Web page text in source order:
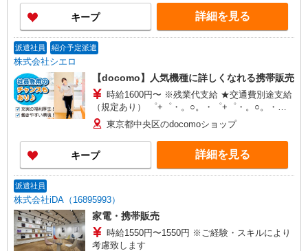
い・週払い可能（規程有）★ ゜・。○。・゜
+゜・。○。・゜+゜
キープ 詳細を見る
派遣社員 紹介予定派遣
株式会社シエロ
【docomo】人気機種に詳しくなれる携帯販売
時給1600円〜 ※残業代支給 ★交通費別途支給
（規定あり） ゜+゜・。○。・゜+゜・。○。・゜
+゜ 入社祝い金10万円支給(規定有) お友達を紹介
頂くと, インセンティブ支給(規定有) ★月2回払
い・週払い可能（規程有）★ ゜・。○。・゜
+゜・。○。・゜+゜
東京都中央区のdocomoショップ
キープ 詳細を見る
派遣社員
株式会社iDA（16895993）
家電・携帯販売
時給1550円〜1550円 ※ご経験・スキルにより
考慮致します